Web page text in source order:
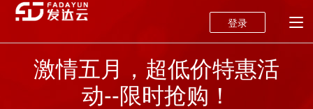
登录
激情五月，超低价特惠活
动--限时抢购！